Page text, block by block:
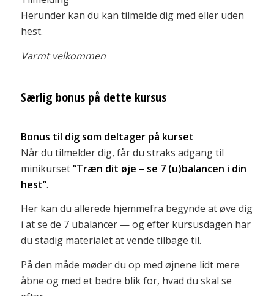
Herunder kan du kan tilmelde dig med eller uden
hest.
Varmt velkommen
Særlig bonus på dette kursus
Bonus til dig som deltager på kurset
Når du tilmelder dig, får du straks adgang til
minikurset“Træn dit øje – se 7 (u)balancen i din
hest”.
Her kan du allerede hjemmefra begynde at øve dig
i at se de 7 ubalancer — og efter kursusdagen har
du stadig materialet at vende tilbage til.
På den måde møder du op med øjnene lidt mere
åbne og med et bedre blik for, hvad du skal se